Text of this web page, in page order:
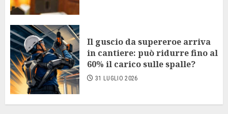
Il guscio da supereroe arriva
in cantiere: può ridurre fino al
60% il carico sulle spalle?
31 LUGLIO 2026